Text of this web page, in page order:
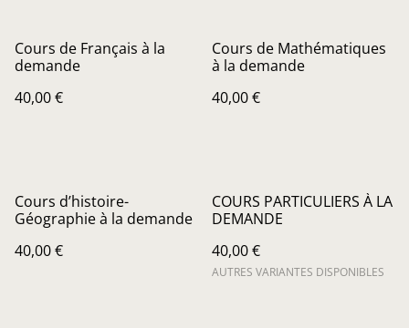
Cours de Français à la
demande
40,00 €
Cours de Mathématiques
à la demande
40,00 €
Cours d’histoire-
Géographie à la demande
40,00 €
COURS PARTICULIERS À LA
DEMANDE
40,00 €
AUTRES VARIANTES DISPONIBLES